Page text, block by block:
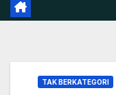
TAK BERKATEGORI